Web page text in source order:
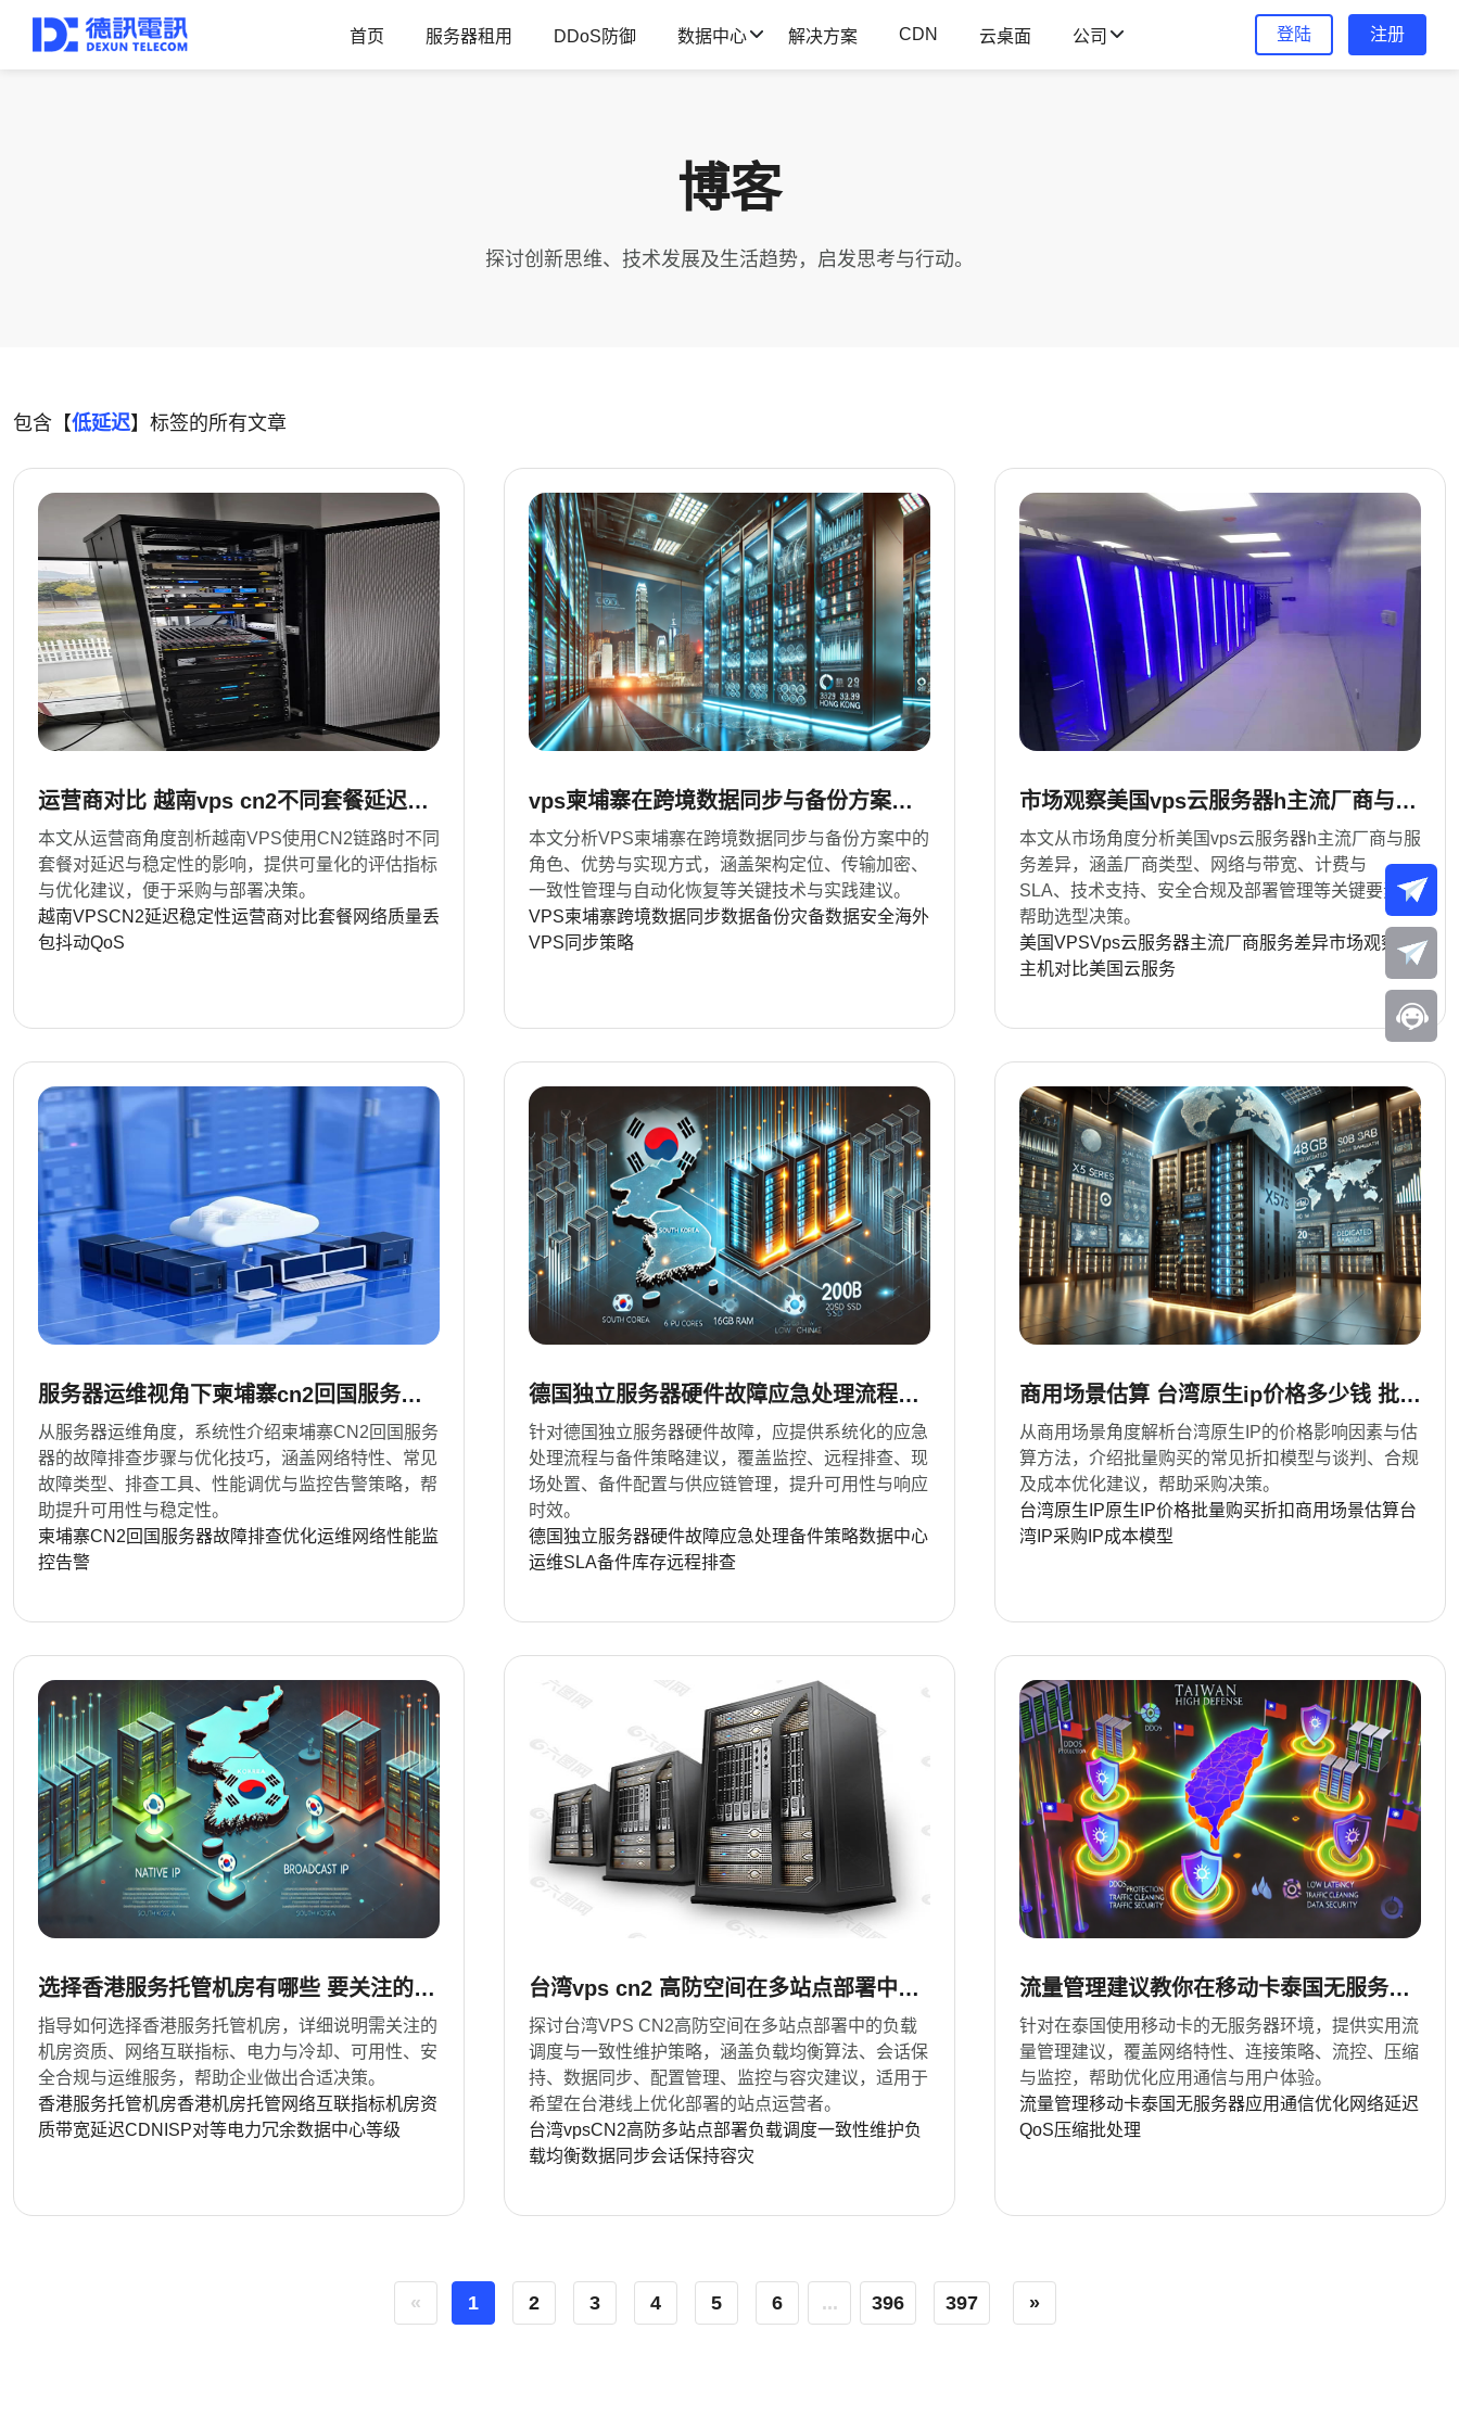
首页 服务器租用 DDoS防御 数据中心 解决方案 CDN 云桌面 公司 登陆 注册
博客
探讨创新思维、技术发展及生活趋势，启发思考与行动。
包含【低延迟】标签的所有文章
运营商对比 越南vps cn2不同套餐延迟与
稳定性剖析
本文从运营商角度剖析越南VPS使用CN2链路时不同
套餐对延迟与稳定性的影响，提供可量化的评估指标
与优化建议，便于采购与部署决策。
越南VPSCN2延迟稳定性运营商对比套餐网络质量丢
包抖动QoS
vps柬埔寨在跨境数据同步与备份方案中
的角色与实现方式
本文分析VPS柬埔寨在跨境数据同步与备份方案中的
角色、优势与实现方式，涵盖架构定位、传输加密、
一致性管理与自动化恢复等关键技术与实践建议。
VPS柬埔寨跨境数据同步数据备份灾备数据安全海外
VPS 同步策略
市场观察美国vps云服务器h主流厂商与服
务差异解析
本文从市场角度分析美国vps云服务器h主流厂商与服
务差异，涵盖厂商类型、网络与带宽、计费与
SLA、技术支持、安全合规及部署管理等关键要素，
帮助选型决策。
美国VPSVps云服务器主流厂商服务差异市场观察
云
主机对比美国云服务
服务器运维视角下柬埔寨cn2回国服务器
故障排查与优化技巧
从服务器运维角度，系统性介绍柬埔寨CN2回国服务
器的故障排查步骤与优化技巧，涵盖网络特性、常见
故障类型、排查工具、性能调优与监控告警策略，帮
助提升可用性与稳定性。
柬埔寨CN2回国服务器故障排查优化运维网络性能监
控告警
德国独立服务器硬件故障应急处理流程与
备件策略建议
针对德国独立服务器硬件故障，应提供系统化的应急
处理流程与备件策略建议，覆盖监控、远程排查、现
场处置、备件配置与供应链管理，提升可用性与响应
时效。
德国独立服务器硬件故障应急处理备件策略数据中心
运维SLA备件库存远程排查
商用场景估算 台湾原生ip价格多少钱 批量
购买的折扣模型
从商用场景角度解析台湾原生IP的价格影响因素与估
算方法，介绍批量购买的常见折扣模型与谈判、合规
及成本优化建议，帮助采购决策。
台湾原生IP原生IP价格批量购买折扣 商用场景估算台
湾IP采购 IP成本模型
选择香港服务托管机房有哪些 要关注的资
质与网络互联指标
指导如何选择香港服务托管机房，详细说明需关注的
机房资质、网络互联指标、电力与冷却、可用性、安
全合规与运维服务，帮助企业做出合适决策。
香港服务托管机房香港机房托管 网络互联指标机房资
质带宽延迟CDN ISP对等电力冗余数据中心等级
台湾vps cn2 高防空间在多站点部署中的
负载调度与一致性维护
探讨台湾VPS CN2高防空间在多站点部署中的负载
调度与一致性维护策略，涵盖负载均衡算法、会话保
持、数据同步、配置管理、监控与容灾建议，适用于
希望在台港线上优化部署的站点运营者。
台湾vpsCN2高防多站点部署负载调度一致性维护负
载均衡数据同步会话保持容灾
流量管理建议教你在移动卡泰国无服务器
环境下优化应用通信
针对在泰国使用移动卡的无服务器环境，提供实用流
量管理建议，覆盖网络特性、连接策略、流控、压缩
与监控，帮助优化应用通信与用户体验。
流量管理移动卡泰国无服务器应用通信优化网络延迟
QoS压缩批处理
« 1 2 3 4 5 6 ... 396 397 »